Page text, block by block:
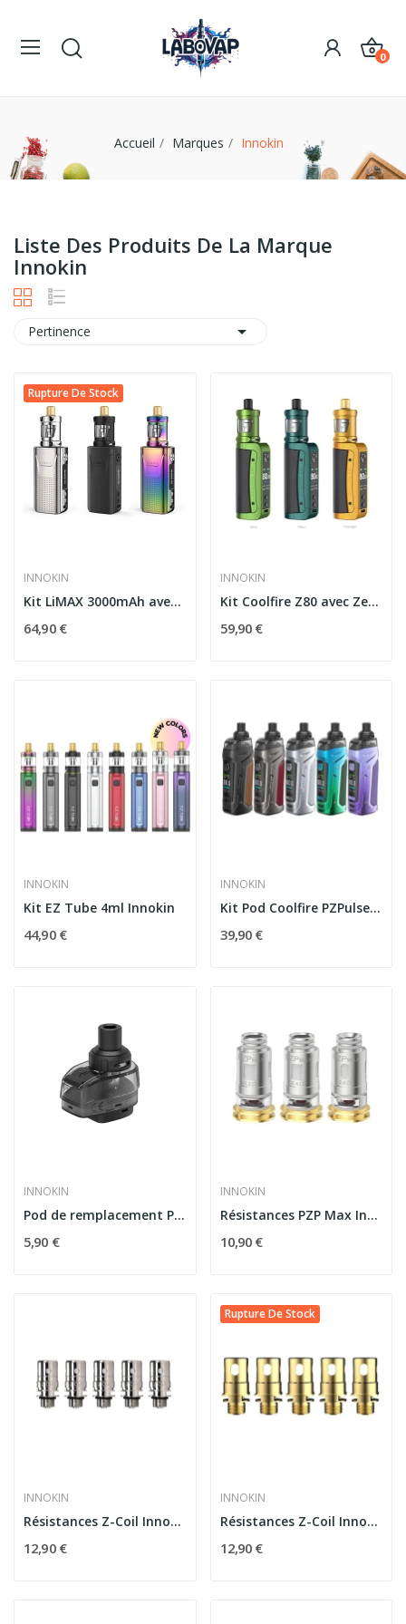
0
Accueil Marques Innokin
Liste Des Produits De La Marque
Innokin
Pertinence 
Rupture De Stock
INNOKIN
Kit LiMAX 3000mAh avec Zenith II Innokin
64,90 €
INNOKIN
Kit Coolfire Z80 avec Zenith II Innokin
59,90 €
INNOKIN
Kit EZ Tube 4ml Innokin
44,90 €
INNOKIN
Kit Pod Coolfire PZPulse 2400mAh Innokin
39,90 €
INNOKIN
Pod de remplacement PZPulse 5.5ml Innokin
5,90 €
INNOKIN
Résistances PZP Max Innokin pour Coolfire...
10,90 €
INNOKIN
Résistances Z-Coil Innokin pour Zenith (pack de 5)
12,90 €
Rupture De Stock
INNOKIN
Résistances Z-Coil Innokin pour Kroma Z 0.3 ohm...
12,90 €